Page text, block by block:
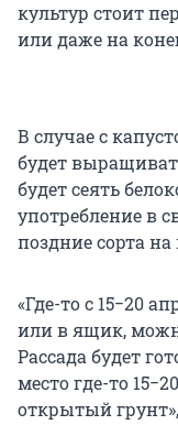
культур стоит
или даже на
В случае с
будет
будет сеять
употребление в
поздние сорта
«Где-то с 15−20
или в ящик,
Рассада будет
место где-то
открытый